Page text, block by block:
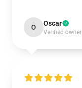
O Oscar
Verified owner